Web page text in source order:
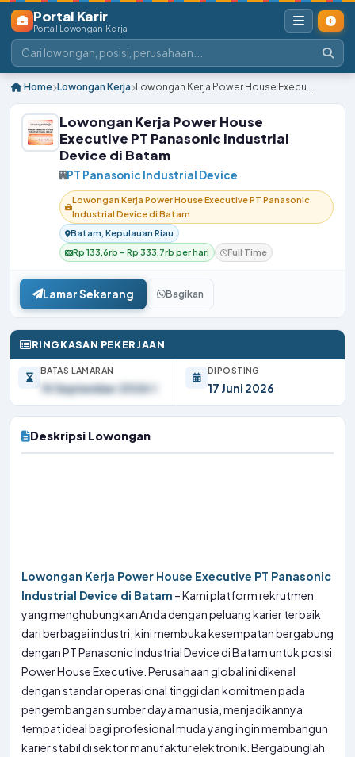
Portal Karir
Portal Lowongan Kerja
Home Lowongan Kerja Lowongan Kerja Power House Execu...
Lowongan Kerja Power House
Executive PT Panasonic Industrial
Device di Batam
PT Panasonic Industrial Device
Lowongan Kerja Power House Executive PT Panasonic
Industrial Device di Batam
Batam, Kepulauan Riau
Rp 133,6rb – Rp 333,7rb per hari
Full Time
Lamar Sekarang Bagikan
RINGKASAN PEKERJAAN
BATAS LAMARAN
14 September 2026
DIPOSTING
17 Juni 2026
Deskripsi Lowongan
Lowongan Kerja Power House Executive PT Panasonic
Industrial Device di Batam – Kami platform rekrutmen
yang menghubungkan Anda dengan peluang karier terbaik
dari berbagai industri, kini membuka kesempatan bergabung
dengan PT Panasonic Industrial Device di Batam untuk posisi
Power House Executive. Perusahaan global ini dikenal
dengan standar operasional tinggi dan komitmen pada
pengembangan sumber daya manusia, menjadikannya
tempat ideal bagi profesional muda yang ingin membangun
karier stabil di sektor manufaktur elektronik. Bergabunglah